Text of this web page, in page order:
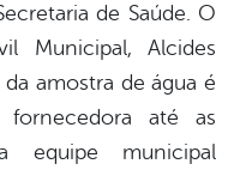
de Saúde. O
Municipal, Alcides
amostra de água é
até as
equipe municipal